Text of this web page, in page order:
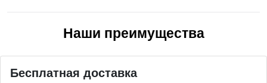
Наши преимущества
Бесплатная доставка